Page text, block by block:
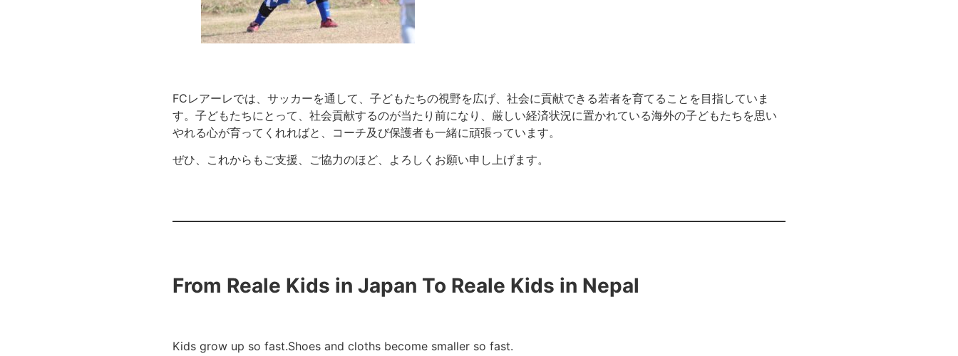
FCレアーレでは、サッカーを通して、子どもたちの視野を広げ、社会に貢献できる若者を育てることを目指していま
す。子どもたちにとって、社会貢献するのが当たり前になり、厳しい経済状況に置かれている海外の子どもたちを思い
やれる心が育ってくれればと、コーチ及び保護者も一緒に頑張っています。
ぜひ、これからもご支援、ご協力のほど、よろしくお願い申し上げます。
From Reale Kids in Japan To Reale Kids in Nepal
Kids grow up so fast.Shoes and cloths become smaller so fast.